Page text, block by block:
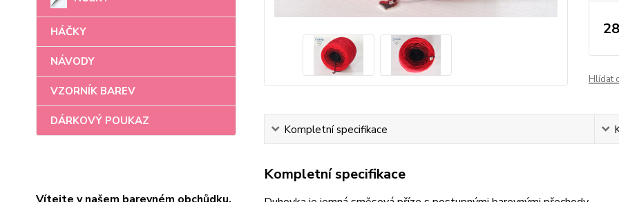
HÁČKY
NÁVODY
VZORNÍK BAREV
DÁRKOVÝ POUKAZ
Hlídat
Kompletní specifikace
Kompletní specifikace